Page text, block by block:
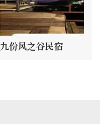
九份风之谷民宿